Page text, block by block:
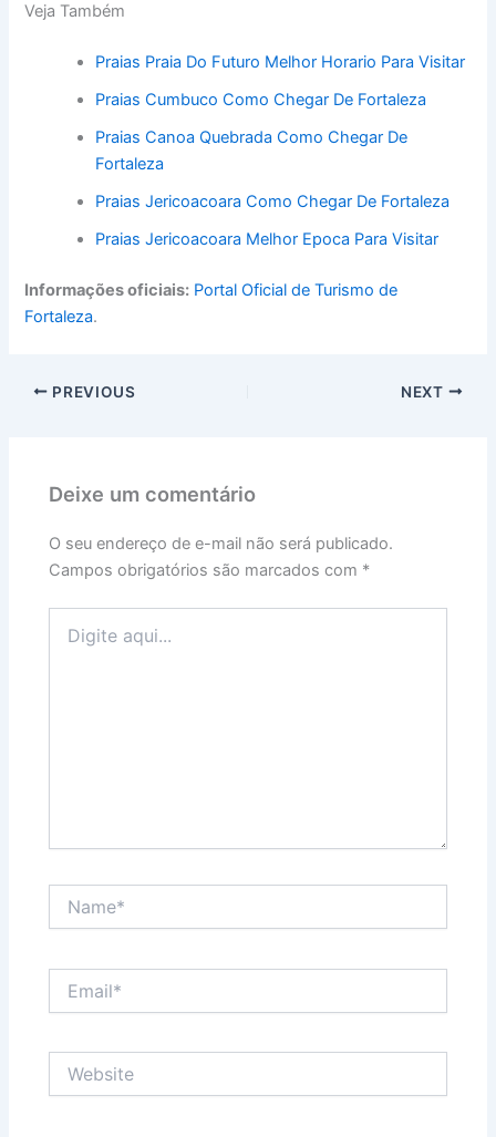
Veja Também
Praias Praia Do Futuro Melhor Horario Para Visitar
Praias Cumbuco Como Chegar De Fortaleza
Praias Canoa Quebrada Como Chegar De
Fortaleza
Praias Jericoacoara Como Chegar De Fortaleza
Praias Jericoacoara Melhor Epoca Para Visitar
Informações oficiais: Portal Oficial de Turismo de
Fortaleza.
PREVIOUS NEXT
Deixe um comentário
O seu endereço de e-mail não será publicado.
Campos obrigatórios são marcados com *
aqui...